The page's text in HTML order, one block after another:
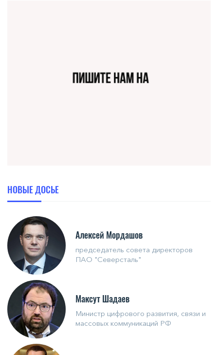
НОВЫЕ ДОСЬЕ
Алексей Мордашов
председатель совета директоров
ПАО "Северсталь"
Максут Шадаев
Министр цифрового развития, связи и
массовых коммуникаций РФ